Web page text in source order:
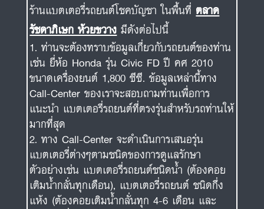
ร้านแบตเตอรี่รถยนต์โชคบัญชา ในพื้นที่ ตลาด
รัชดาภิเษก ห้วยขวาง มีดังต่อไปนี้
ท่านจะต้องทราบข้อมูลเกี่ยวกับรถยนต์ของท่าน
เช่น ยี่ห้อ Honda รุ่น Civic FD ปี คศ 2010
ขนาดเครื่องยนต์ 1,800 ซีซี. ข้อมูลเหล่านี้ทาง
Call-Center ของเราจะสอบถามท่านเพื่อการ
แนะนำ แบตเตอรี่รถยนต์ที่ตรงรุ่นสำหรับรถท่านให้
มากที่สุด
ทาง Call-Center จะดำเนินการเสนอรุ่น
แบตเตอรี่ต่างๆตามชนิดของการดูแลรักษา
ตัวอย่างเช่น แบตเตอรี่รถยนต์ชนิดน้ำ (ต้องคอย
เติมน้ำกลั่นทุกเดือน), แบตเตอรี่รถยนต์ ชนิดกึ่ง
แห้ง (ต้องคอยเติมน้ำกลั่นทุก 4-6 เดือน และ